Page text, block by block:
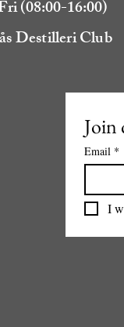
(08:00-16:00)
Destilleri Club
Join
Email *
I